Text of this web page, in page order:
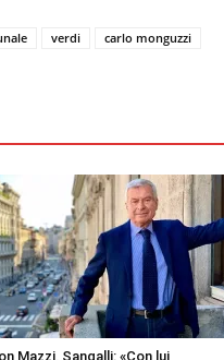
verdi
carlo monguzzi
Mazzi, Sangalli: «Con lui